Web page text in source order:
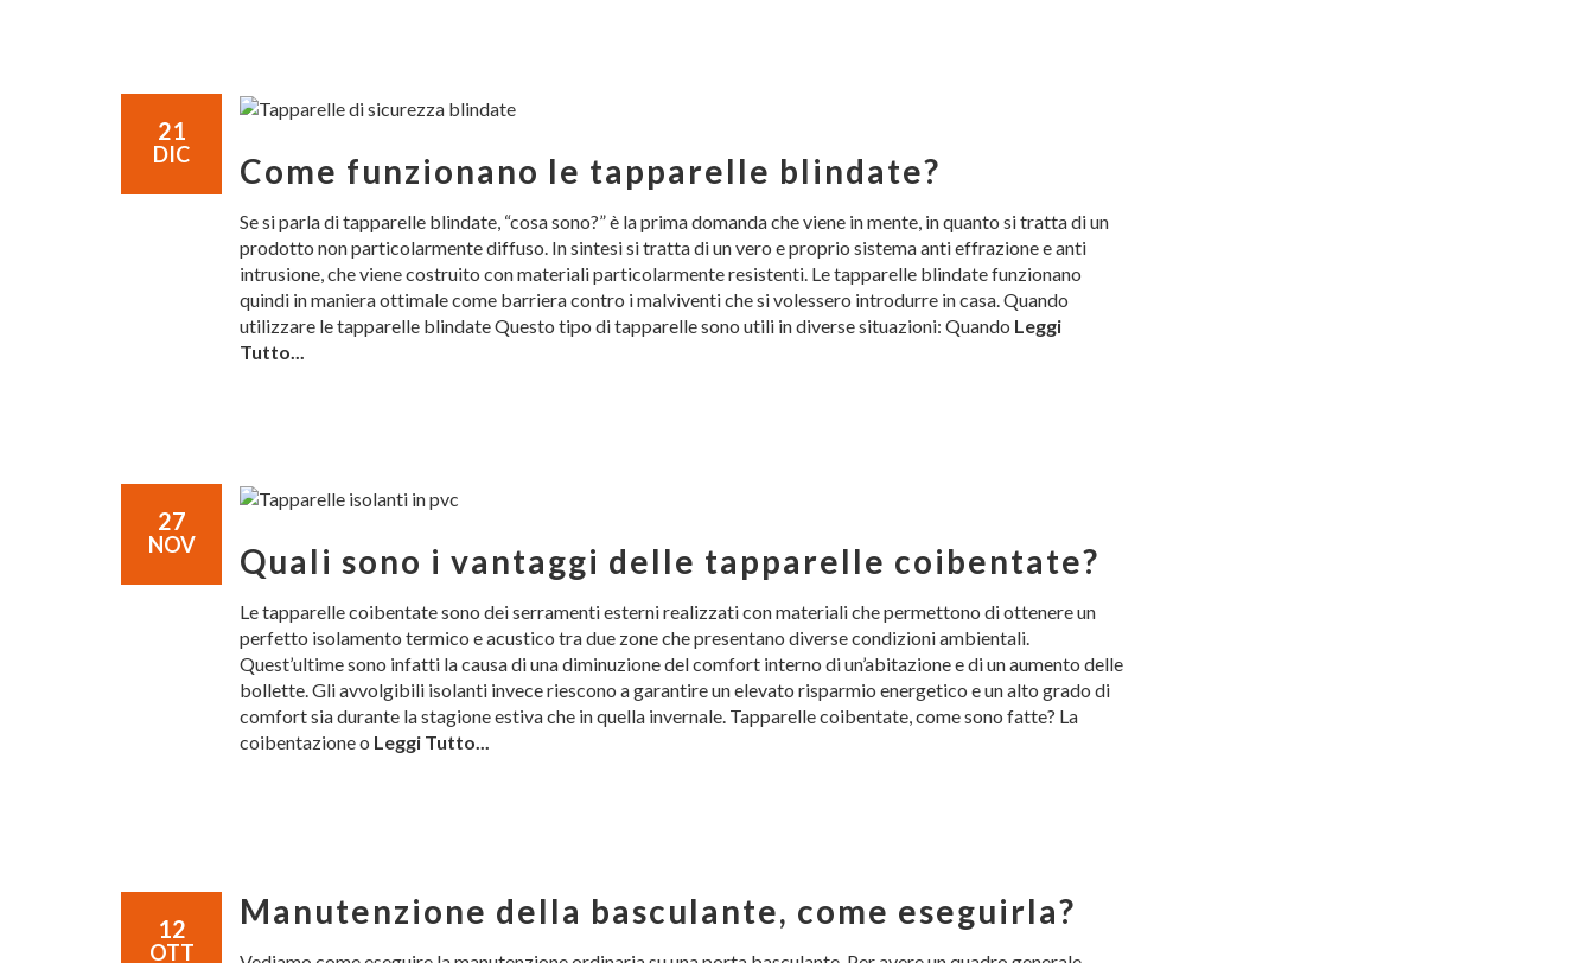
21
DIC Come funzionano le tapparelle blindate?
Se si parla di tapparelle blindate, “cosa sono?” è la prima domanda che viene in mente, in quanto si tratta di un
prodotto non particolarmente diffuso. In sintesi si tratta di un vero e proprio sistema anti effrazione e anti
intrusione, che viene costruito con materiali particolarmente resistenti. Le tapparelle blindate funzionano
quindi in maniera ottimale come barriera contro i malviventi che si volessero introdurre in casa. Quando
utilizzare le tapparelle blindate Questo tipo di tapparelle sono utili in diverse situazioni: Quando Leggi
Tutto...
27
NOV Quali sono i vantaggi delle tapparelle coibentate?
Le tapparelle coibentate sono dei serramenti esterni realizzati con materiali che permettono di ottenere un
perfetto isolamento termico e acustico tra due zone che presentano diverse condizioni ambientali.
Quest’ultime sono infatti la causa di una diminuzione del comfort interno di un’abitazione e di un aumento delle
bollette. Gli avvolgibili isolanti invece riescono a garantire un elevato risparmio energetico e un alto grado di
comfort sia durante la stagione estiva che in quella invernale. Tapparelle coibentate, come sono fatte? La
coibentazione o Leggi Tutto...
12
OTT
Manutenzione della basculante, come eseguirla?